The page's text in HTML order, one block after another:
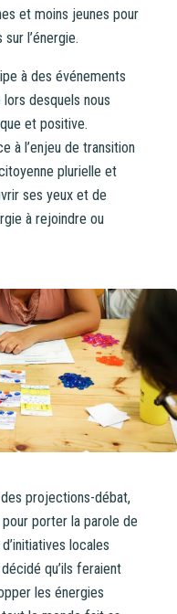
et moins jeunes pour
l’énergie.
à des événements
lors desquels nous
et positive.
à l’enjeu de transition
plurielle et
ses yeux et de
à rejoindre ou
projections-débat,
porter la parole de
locales
qu’ils feraient
les énergies